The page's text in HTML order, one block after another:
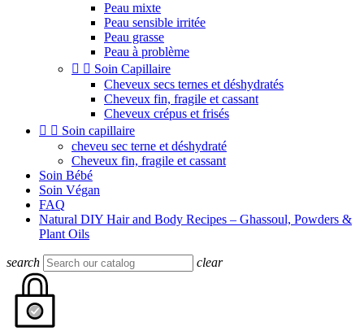
Peau mixte
Peau sensible irritée
Peau grasse
Peau à problème
  Soin Capillaire
Cheveux secs ternes et déshydratés
Cheveux fin, fragile et cassant
Cheveux crépus et frisés
  Soin capillaire
cheveu sec terne et déshydraté
Cheveux fin, fragile et cassant
Soin Bébé
Soin Végan
FAQ
Natural DIY Hair and Body Recipes – Ghassoul, Powders &
Plant Oils
search clear